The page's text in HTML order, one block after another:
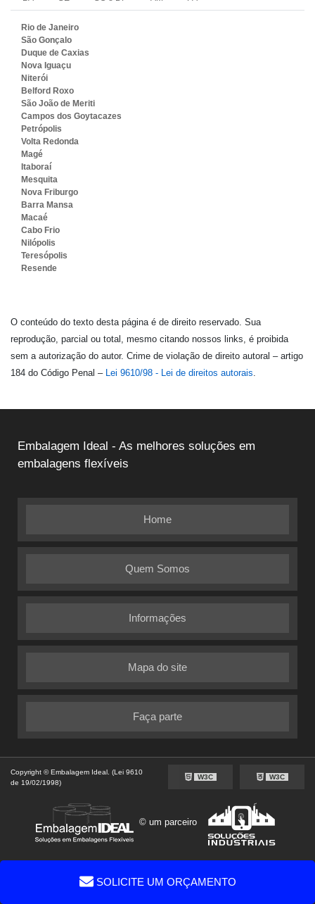
SOLICITE UM ORÇAMENTO
Rio de Janeiro
São Gonçalo
Duque de Caxias
Nova Iguaçu
Niterói
Belford Roxo
São João de Meriti
Campos dos Goytacazes
Petrópolis
Volta Redonda
Magé
Itaboraí
Mesquita
Nova Friburgo
Barra Mansa
Macaé
Cabo Frio
Nilópolis
Teresópolis
Resende
O conteúdo do texto desta página é de direito reservado. Sua
reprodução, parcial ou total, mesmo citando nossos links, é proibida
sem a autorização do autor. Crime de violação de direito autoral – artigo
184 do Código Penal – Lei 9610/98 - Lei de direitos autorais.
Embalagem Ideal - As melhores soluções em
embalagens flexíveis
Home
Quem Somos
Informações
Mapa do site
Faça parte
Copyright © Embalagem Ideal. (Lei 9610
de 19/02/1998)
W3C W3C
© um parceiro